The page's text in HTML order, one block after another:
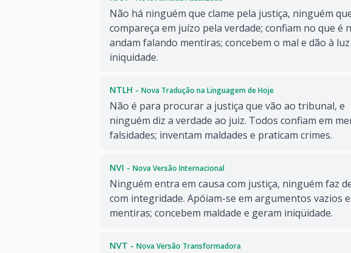
Não há ninguém que clame pela justiça, ninguém
compareça em juízo pela verdade; confiam no que é
andam falando mentiras; concebem o mal e dão à luz
iniquidade.
NTLH - Nova Tradução na Linguagem de Hoje
Não é para procurar a justiça que vão ao tribunal, e
ninguém diz a verdade ao juiz. Todos confiam em
falsidades; inventam maldades e praticam crimes.
NVI - Nova Versão Internacional
Ninguém entra em causa com justiça, ninguém faz
com integridade. Apóiam-se em argumentos vazios
mentiras; concebem maldade e geram iniqüidade.
NVT - Nova Versão Transformadora